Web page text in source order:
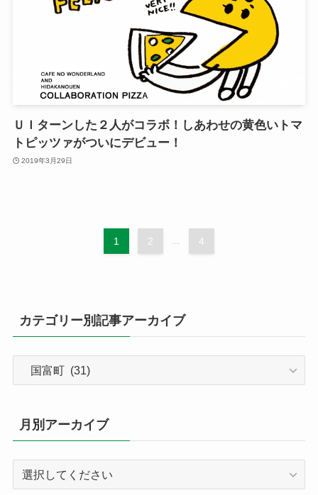
ＵＩターンした２人がコラボ！しあわせの黄色いトマ
トピッツァがついにデビュー！
2019年3月29日
1 2 ... 4
カテゴリー別記事アーカイブ
リ
ー
記
事
月別アーカイブ